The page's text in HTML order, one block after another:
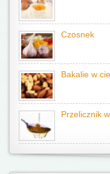
Czosnek
Bakalie w
Przelicznik